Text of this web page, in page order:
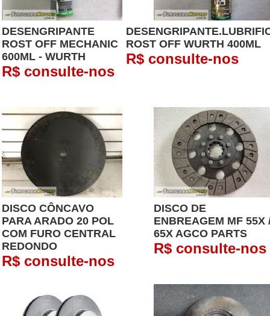
DESENGRIPANTE
ROST OFF MECHANIC
600ML - WURTH
R$ consulte-nos
ROST OFF WURTH 400ML
R$ consulte-nos
DISCO CÔNCAVO
PARA ARADO 20 POL
COM FURO CENTRAL
REDONDO
R$ consulte-nos
DISCO DE
ENBREAGEM MF 55X
65X AGCO PARTS
R$ consulte-nos